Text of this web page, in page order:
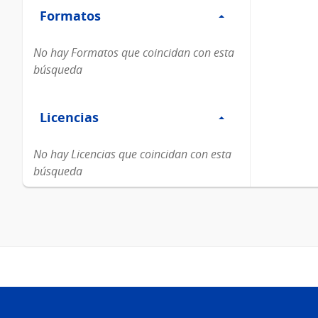
Formatos
Formatos
No hay Formatos que coincidan con esta
búsqueda
Licencias
Licencias
No hay Licencias que coincidan con esta
búsqueda